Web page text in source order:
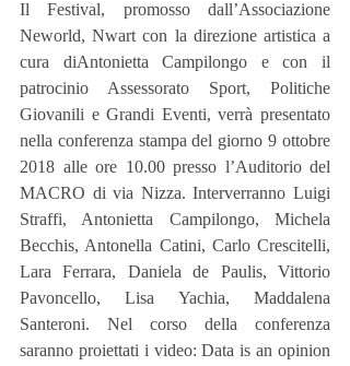
Il Festival, promosso dall’Associazione
Neworld, Nwart con la direzione artistica a
cura diAntonietta Campilongo e con il
patrocinio Assessorato Sport, Politiche
Giovanili e Grandi Eventi, verrà presentato
nella conferenza stampa del giorno 9 ottobre
2018 alle ore 10.00 presso l’Auditorio del
MACRO di via Nizza. Interverranno Luigi
Straffi, Antonietta Campilongo, Michela
Becchis, Antonella Catini, Carlo Crescitelli,
Lara Ferrara, Daniela de Paulis, Vittorio
Pavoncello, Lisa Yachia, Maddalena
Santeroni. Nel corso della conferenza
saranno proiettati i video: Data is an opinion